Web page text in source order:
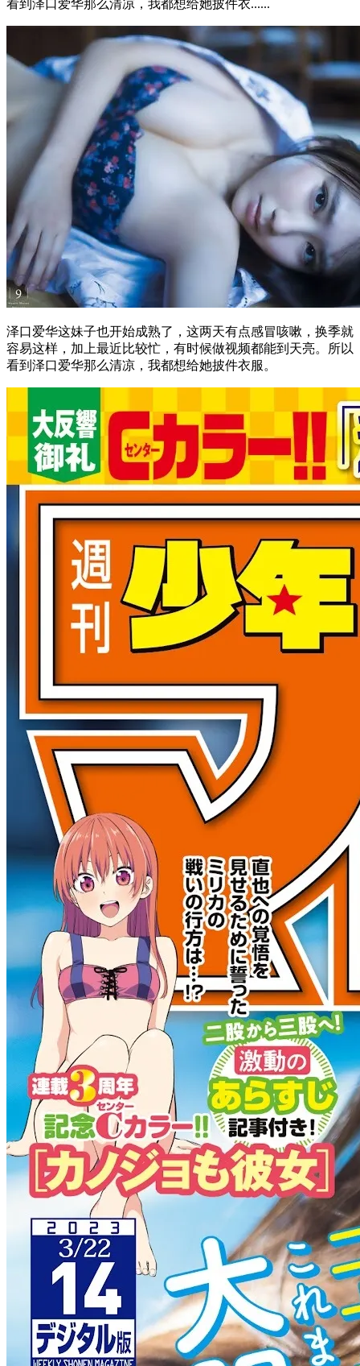
看到泽口爱华那么清凉，我都想给她披件衣......
泽口爱华这妹子也开始成熟了，这两天有点感冒咳嗽，换季就
容易这样，加上最近比较忙，有时候做视频都能到天亮。所以
看到泽口爱华那么清凉，我都想给她披件衣服。